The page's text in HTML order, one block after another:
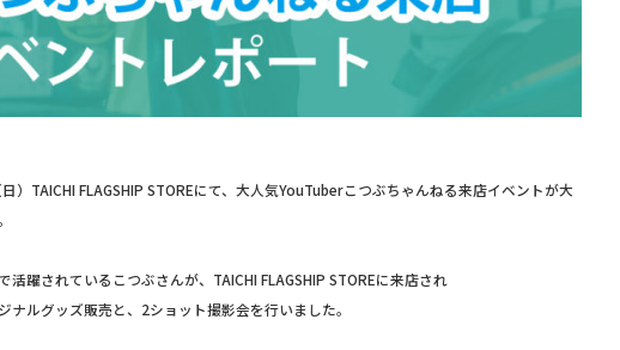
）TAICHI FLAGSHIP STOREにて、大人気YouTuberこつぶちゃんねる来店イベントが大
活躍されているこつぶさんが、TAICHI FLAGSHIP STOREに来店され
ナルグッズ販売と、2ショット撮影会を行いました。